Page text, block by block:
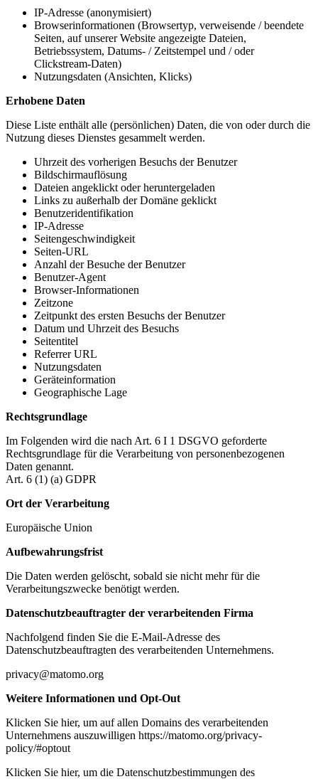
IP-Adresse (anonymisiert)
Browserinformationen (Browsertyp, verweisende / beendete
Seiten, auf unserer Website angezeigte Dateien,
Betriebssystem, Datums- / Zeitstempel und / oder
Clickstream-Daten)
Nutzungsdaten (Ansichten, Klicks)
Erhobene Daten
Diese Liste enthält alle (persönlichen) Daten, die von oder durch die
Nutzung dieses Dienstes gesammelt werden.
Uhrzeit des vorherigen Besuchs der Benutzer
Bildschirmauflösung
Dateien angeklickt oder heruntergeladen
Links zu außerhalb der Domäne geklickt
Benutzeridentifikation
IP-Adresse
Seitengeschwindigkeit
Seiten-URL
Anzahl der Besuche der Benutzer
Benutzer-Agent
Browser-Informationen
Zeitzone
Zeitpunkt des ersten Besuchs der Benutzer
Datum und Uhrzeit des Besuchs
Seitentitel
Referrer URL
Nutzungsdaten
Geräteinformation
Geographische Lage
Rechtsgrundlage
Im Folgenden wird die nach Art. 6 I 1 DSGVO geforderte
Rechtsgrundlage für die Verarbeitung von personenbezogenen
Daten genannt.
Art. 6 (1) (a) GDPR
Ort der Verarbeitung
Europäische Union
Aufbewahrungsfrist
Die Daten werden gelöscht, sobald sie nicht mehr für die
Verarbeitungszwecke benötigt werden.
Datenschutzbeauftragter der verarbeitenden Firma
Nachfolgend finden Sie die E-Mail-Adresse des
Datenschutzbeauftragten des verarbeitenden Unternehmens.
privacy@matomo.org
Weitere Informationen und Opt-Out
Klicken Sie hier, um auf allen Domains des verarbeitenden
Unternehmens auszuwilligen https://matomo.org/privacy-
policy/#optout
Klicken Sie hier, um die Datenschutzbestimmungen des